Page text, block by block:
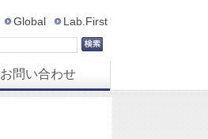
Global Lab.First
お問い合わせ